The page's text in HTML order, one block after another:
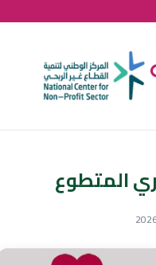
المتطوع